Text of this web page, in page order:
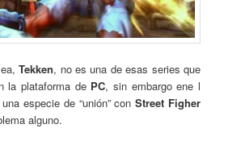
Tekken, no es una de esas series que
la plataforma de PC, sin embargo ene l
especie de “unión” conStreet Figher
alguno.